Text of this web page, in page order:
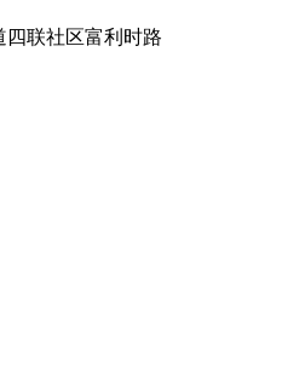
联社区富利时路